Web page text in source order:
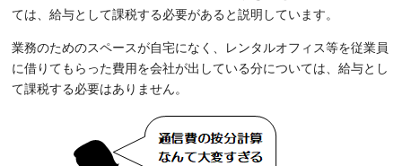
ては、給与として課税する必要があると説明しています。
業務のためのスペースが自宅になく、レンタルオフィス等を従業員
に借りてもらった費用を会社が出している分については、給与とし
て課税する必要はありません。